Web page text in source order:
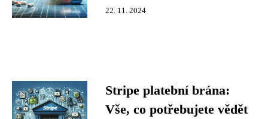
22. 11. 2024
Stripe platební brána:
Vše, co potřebujete vědět